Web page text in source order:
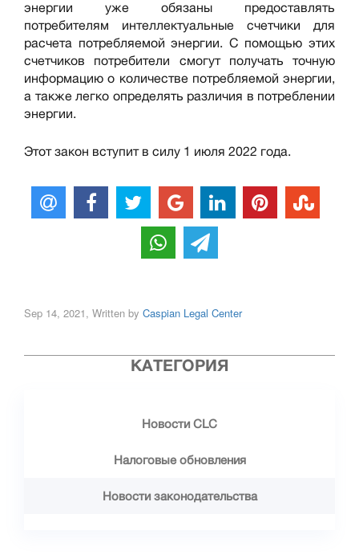
энергии уже обязаны предоставлять
потребителям интеллектуальные счетчики для
расчета потребляемой энергии. С помощью этих
счетчиков потребители смогут получать точную
информацию о количестве потребляемой энергии,
а также легко определять различия в потреблении
энергии.
Этот закон вступит в силу 1 июля 2022 года.
Sep 14, 2021, Written by Caspian Legal Center
КАТЕГОРИЯ
Новости CLC
Налоговые обновления
Новости законодательства